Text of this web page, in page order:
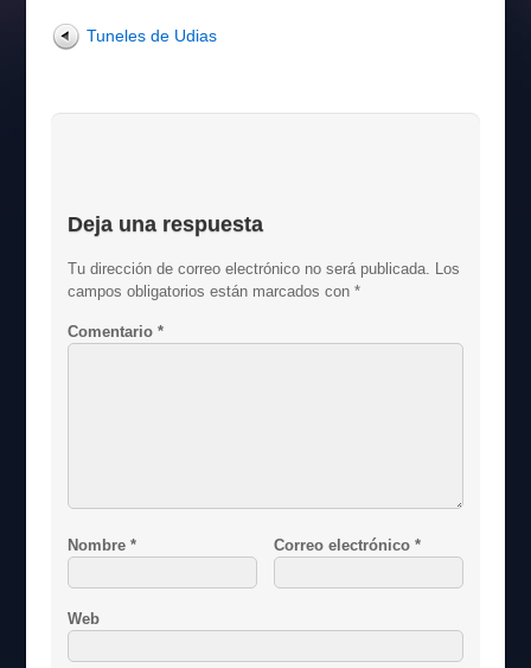
Tuneles de Udias
Deja una respuesta
Tu dirección de correo electrónico no será publicada.
Los
campos obligatorios están marcados con*
Comentario*
Nombre* Correo electrónico *
Web